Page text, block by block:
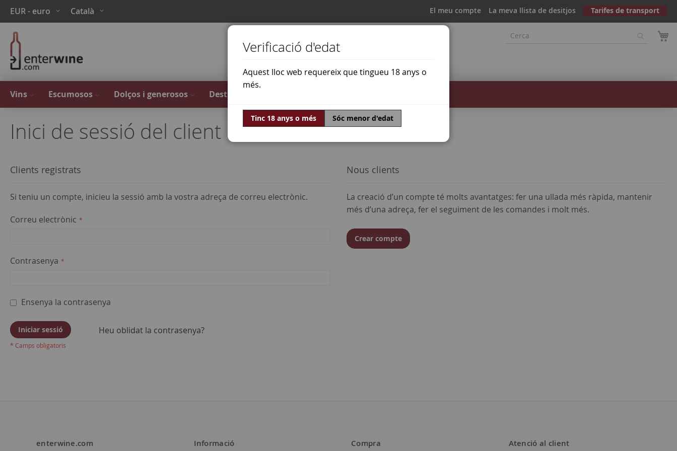
El meu compte La meva llista de desitjos Tarifes de transport
Skip
to
Content
Moneda
EUR - euro Language
Català
Vins Escumosos Dolços i generosos Destil·lats
Inici de sessió del client
Clients registrats
Si teniu un compte, inicieu la sessió amb la vostra adreça de correu electrònic.
Correu electrònic
Contrasenya
Ensenya la contrasenya
Iniciar sessió Heu oblidat la contrasenya?
Nous clients
La creació d’un compte té molts avantatges: fer una ullada més ràpida, mantenir
més d’una adreça, fer el seguiment de les comandes i molt més.
Crear compte
enterwine.com Informació Compra Atenció al client
Verificació d'edat
Aquest lloc web requereix que tingueu 18 anys o
més.
Tinc 18 anys o més Sóc menor d'edat